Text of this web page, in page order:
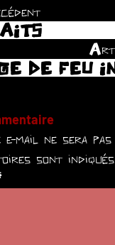
DE FEU
mail ne sera pas
sont